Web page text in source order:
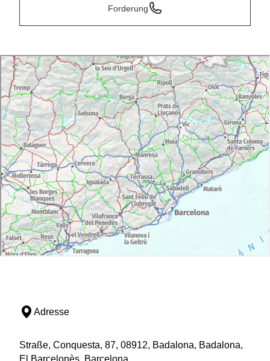
Forderung
Adresse
Straße, Conquesta, 87, 08912, Badalona, Badalona,
El Barcelonès, Barcelona